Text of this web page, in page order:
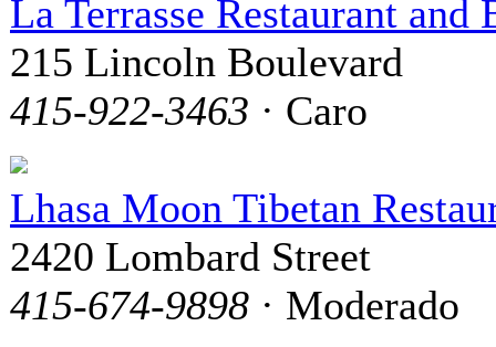
La Terrasse Restaurant and
215 Lincoln Boulevard
415-922-3463 · Caro
Lhasa Moon Tibetan
2420 Lombard Street
415-674-9898 · Moderado